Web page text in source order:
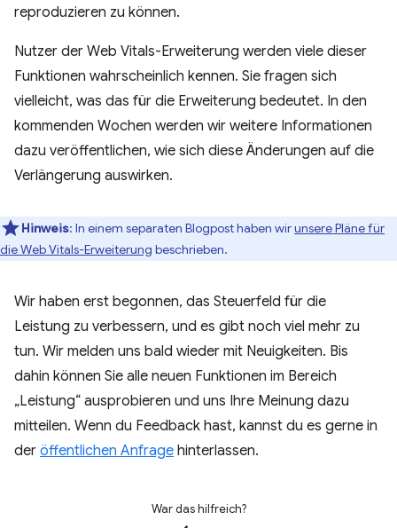
reproduzieren zu können.
Nutzer der Web Vitals-Erweiterung werden viele dieser
Funktionen wahrscheinlich kennen. Sie fragen sich
vielleicht, was das für die Erweiterung bedeutet. In den
kommenden Wochen werden wir weitere Informationen
dazu veröffentlichen, wie sich diese Änderungen auf die
Verlängerung auswirken.
Hinweis: In einem separaten Blogpost haben wirunsere Pläne für
die Web Vitals-Erweiterung beschrieben.
Wir haben erst begonnen, das Steuerfeld für die
Leistung zu verbessern, und es gibt noch viel mehr zu
tun. Wir melden uns bald wieder mit Neuigkeiten. Bis
dahin können Sie alle neuen Funktionen im Bereich
„Leistung“ ausprobieren und uns Ihre Meinung dazu
mitteilen. Wenn du Feedback hast, kannst du es gerne in
der öffentlichen Anfrage hinterlassen.
War das hilfreich?